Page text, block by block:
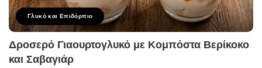
Γλυκό και Επιδόρπιο
Δροσερό Γιαουρτογλυκό με Κομπόστα Βερίκοκο
και Σαβαγιάρ